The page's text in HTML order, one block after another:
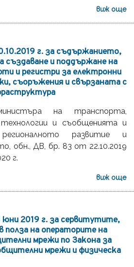
виж още
г. за съдържанието,
създаване и поддържане на
и регистри за електронни
съоръжения и свързаната с
на транспорта,
и съобщенията и
развитие и
oбн., ДВ, бр. 83 от 22.10.2019
г.
виж още
2019 г. за сервитутите,
полза на операторите на
мрежи по Закона за
мрежи и физическа